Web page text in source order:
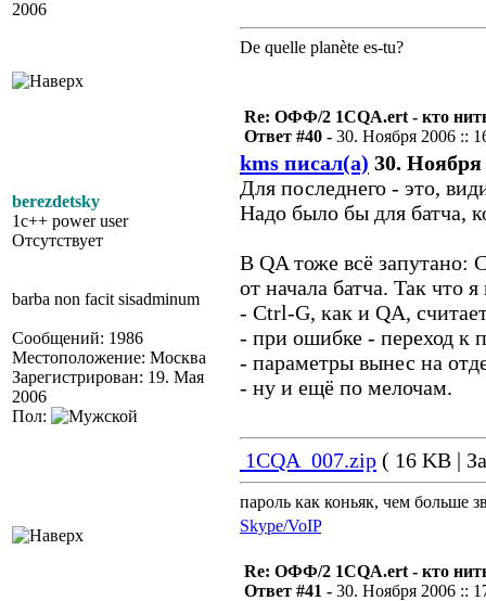
2006
De quelle planète es-tu?
berezdetsky
1c++ power user
Отсутствует
barba non facit sisadminum
Сообщений: 1986
Местоположение: Москва
Зарегистрирован: 19. Мая
2006
Пол:
Re: ОФФ/2 1CQA.ert - кто
Ответ #40 - 30. Ноября 2006 ::
kms писал(а) 30.
Для последнего - это,
Надо было бы для батча,
В QA тоже всё запутано:
от начала батча. Так что
- Ctrl-G, как и QA,
- при ошибке - переход к
- параметры вынес на
- ну и ещё по мелочам.
1CQA_007.zip ( 16 KB |
пароль как коньяк, чем больше
Skype/VoIP
Re: ОФФ/2 1CQA.ert - кто
Ответ #41 - 30. Ноября 2006 ::